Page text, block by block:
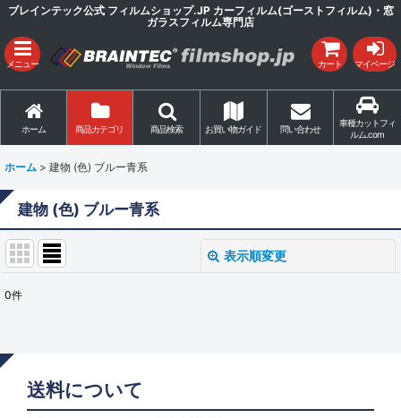
ブレインテック公式 フィルムショップ.JP カーフィルム(ゴーストフィルム)・窓
ガラスフィルム専門店
メニュー カート マイページ
ホーム 商品カテゴリ 商品検索 お買い物ガイド 問い合わせ
車種カットフィ
ルム.com
ホーム > 建物 (色) ブルー青系
建物 (色) ブルー青系
表示順変更
0件
送料について